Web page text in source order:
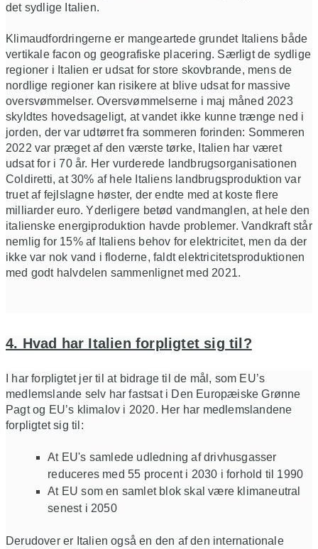
det sydlige Italien.
Klimaudfordringerne er mangeartede grundet Italiens både
vertikale facon og geografiske placering. Særligt de sydlige
regioner i Italien er udsat for store skovbrande, mens de
nordlige regioner kan risikere at blive udsat for massive
oversvømmelser. Oversvømmelserne i maj måned 2023
skyldtes hovedsageligt, at vandet ikke kunne trænge ned i
jorden, der var udtørret fra sommeren forinden: Sommeren
2022 var præget af den værste tørke, Italien har været
udsat for i 70 år. Her vurderede landbrugsorganisationen
Coldiretti, at 30% af hele Italiens landbrugsproduktion var
truet af fejlslagne høster, der endte med at koste flere
milliarder euro. Yderligere betød vandmanglen, at hele den
italienske energiproduktion havde problemer. Vandkraft står
nemlig for 15% af Italiens behov for elektricitet, men da der
ikke var nok vand i floderne, faldt elektricitetsproduktionen
med godt halvdelen sammenlignet med 2021.
4. Hvad har Italien forpligtet sig til?
I har forpligtet jer til at bidrage til de mål, som EU’s
medlemslande selv har fastsat i Den Europæiske Grønne
Pagt og EU’s klimalov i 2020. Her har medlemslandene
forpligtet sig til:
At EU's samlede udledning af drivhusgasser
reduceres med 55 procent i 2030 i forhold til 1990
At EU som en samlet blok skal være klimaneutral
senest i 2050
Derudover er Italien også en den af den internationale